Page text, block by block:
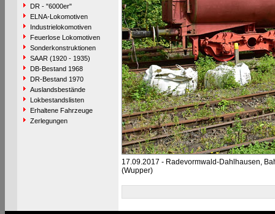
DR - "6000er"
ELNA-Lokomotiven
Industrielokomotiven
Feuerlose Lokomotiven
Sonderkonstruktionen
SAAR (1920 - 1935)
DB-Bestand 1968
DR-Bestand 1970
Auslandsbestände
Lokbestandslisten
Erhaltene Fahrzeuge
Zerlegungen
17.09.2017 - Radevormwald-Dahlhausen,
(Wupper)